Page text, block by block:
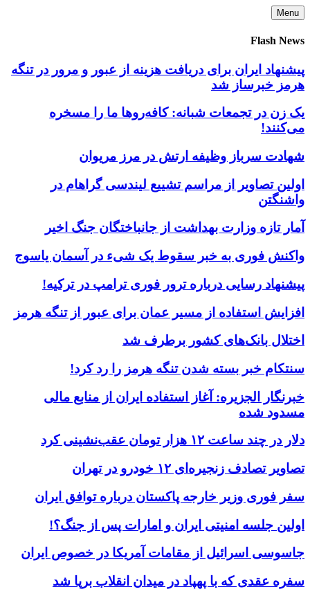
Skip
to
content
Menu
Flash News
پیشنهاد ایران برای دریافت هزینه از عبور و مرور در تنگه
هرمز خبرساز شد
یک زن در تجمعات شبانه: کافه‌روها ما را مسخره
می‌کنند!
شهادت سرباز وظیفه ارتش در مرز مریوان
اولین تصاویر از مراسم تشییع لیندسی گراهام در
واشنگتن
آمار تازه وزارت بهداشت از جانباختگان جنگ اخیر
واکنش فوری به خبر سقوط یک شیء در آسمان یاسوج
پیشنهاد رسایی درباره ترور فوری ترامپ در ترکیه!
افزایش استفاده از مسیر عمان برای عبور از تنگه هرمز
اختلال بانک‌های کشور برطرف شد
سنتکام خبر بسته شدن تنگه هرمز را رد کرد!
خبرنگار الجزیره: آغاز استفاده ایران از منابع مالی
مسدود شده
دلار در چند ساعت ۱۲ هزار تومان عقب‌نشینی کرد
تصاویر تصادف زنجیره‌ای ۱۲ خودرو در تهران
سفر فوری وزیر خارجه پاکستان درباره توافق ایران
اولین جلسه امنیتی ایران و امارات پس از جنگ؟!
جاسوسی اسرائیل از مقامات آمریکا در خصوص ایران
سفره عقدی که با پهپاد در میدان انقلاب برپا شد